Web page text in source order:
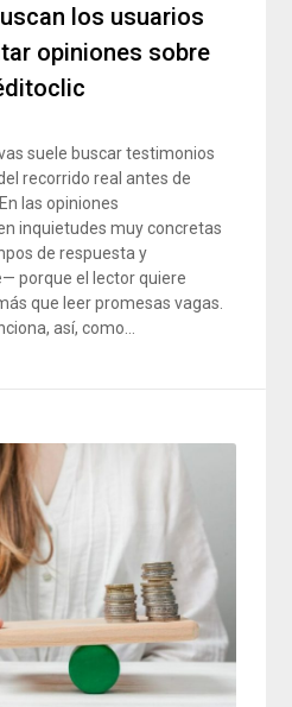
los usuarios
opiniones sobre
suele buscar testimonios
recorrido real antes de
las opiniones
inquietudes muy concretas
de respuesta y
porque el lector quiere
que leer promesas vagas.
así, como…